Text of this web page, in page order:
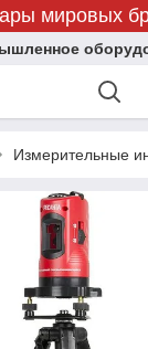
мировых
Измерительные